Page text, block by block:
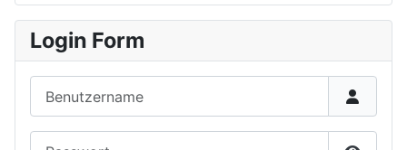
Login Form